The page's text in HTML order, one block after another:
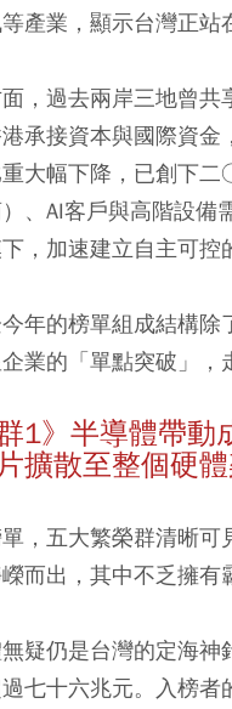
產業，顯示台灣正站
，過去兩岸三地曾
承接資本與國際資
大幅下降，已創下
、AI客戶與高階設備
，加速建立自主可控
年的榜單組成結構
業的「單點突破」，
1》半導體帶動
擴散至整個硬
，五大繁榮群清晰可
而出，其中不乏擁有
疑仍是台灣的定海
七十六兆元。入榜